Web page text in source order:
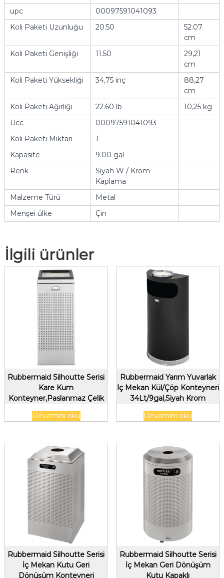
upc
00097591041093
Koli Paketi Uzunluğu
20.50
52.07
cm
Koli Paketi Genişliği
11.50
29,21
cm
Koli Paketi Yüksekliği
34,75 inç
88,27
cm
Koli Paketi Ağırlığı
22.60 lb
10,25 kg
Ucc
00097591041093
Koli Paketi Miktarı
1
Kapasite
9.00 gal
Renk
Siyah W / Krom
Kaplama
Malzeme Türü
Metal
Menşei ülke
Çin
İlgili ürünler
Rubbermaid Silhoutte Serisi
Kare Kum
Konteyner,Paslanmaz Çelik
Devamını oku
Rubbermaid Yarım Yuvarlak
İç Mekan Kül/Çöp Konteyneri
34Lt/9gal,Siyah Krom
Kaplama
Devamını oku
Rubbermaid Silhoutte Serisi
İç Mekan Kutu Geri
Dönüşüm Konteyneri
Rubbermaid Silhoutte Serisi
İç Mekan Geri Dönüşüm
Kutu Kapaklı